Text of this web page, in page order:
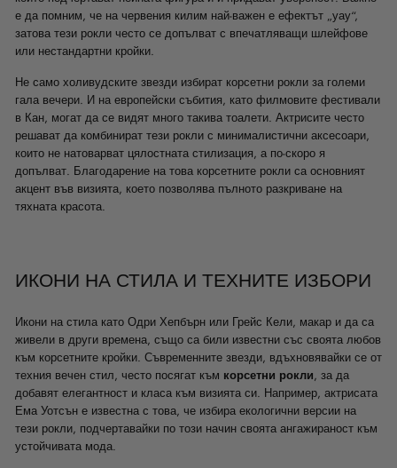
е да помним, че на червения килим най-важен е ефектът „уау“,
затова тези рокли често се допълват с впечатляващи шлейфове
или нестандартни кройки.
Не само холивудските звезди избират корсетни рокли за големи
гала вечери. И на европейски събития, като филмовите фестивали
в Кан, могат да се видят много такива тоалети. Актрисите често
решават да комбинират тези рокли с минималистични аксесоари,
които не натоварват цялостната стилизация, а по-скоро я
допълват. Благодарение на това корсетните рокли са основният
акцент във визията, което позволява пълното разкриване на
тяхната красота.
ИКОНИ НА СТИЛА И ТЕХНИТЕ ИЗБОРИ
Икони на стила като Одри Хепбърн или Грейс Кели, макар и да са
живели в други времена, също са били известни със своята любов
към корсетните кройки. Съвременните звезди, вдъхновявайки се от
техния вечен стил, често посягат към корсетни рокли, за да
добавят елегантност и класа към визията си. Например, актрисата
Ема Уотсън е известна с това, че избира екологични версии на
тези рокли, подчертавайки по този начин своята ангажираност към
устойчивата мода.